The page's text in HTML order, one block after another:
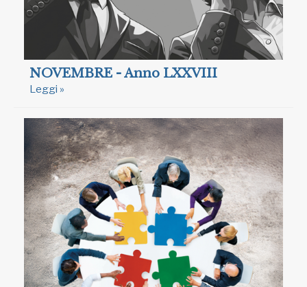
NOVEMBRE - Anno LXXVIII
Leggi »